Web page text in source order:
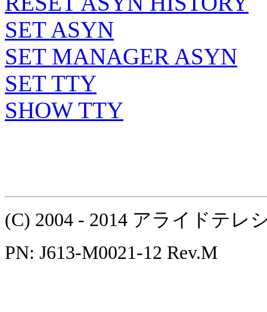
SET ASYN
SET MANAGER ASYN
SET TTY
SHOW TTY
(C) 2004 - 2014 アライドテ
PN: J613-M0021-12 Rev.M